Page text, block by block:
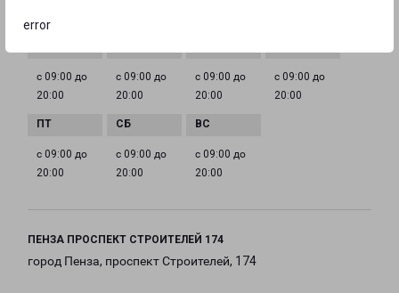
error
с 09:00 до
20:00
с 09:00 до
20:00
с 09:00 до
20:00
с 09:00 до
20:00
с 09:00 до
20:00
с 09:00 до
20:00
с 09:00 до
20:00
ПЕНЗА ПРОСПЕКТ СТРОИТЕЛЕЙ 174
город Пенза, проспект Строителей, 174